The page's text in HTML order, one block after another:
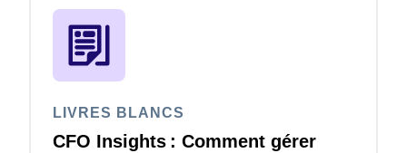
LIVRES BLANCS
CFO Insights : Comment gérer